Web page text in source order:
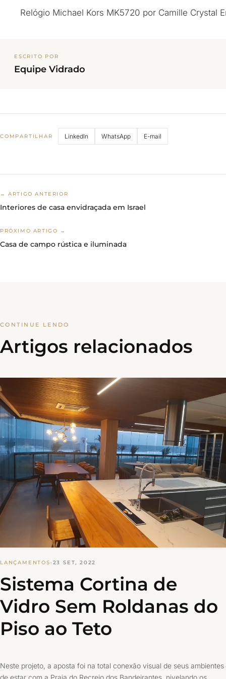
Relógio Michael Kors MK5720 por Camille Crystal
ESCRITO POR
Equipe Vidrado
COMPARTILHAR LinkedIn WhatsApp E-mail
← ARTIGO ANTERIOR
Interiores de casa envidraçada em Israel
PRÓXIMO ARTIGO →
Casa de campo rústica e iluminada
CONTINUE LENDO
Artigos relacionados
LANÇAMENTOS· 23 SET, 2022
Sistema Cortina de
Vidro Sem Roldanas do
Piso ao Teto
Neste projeto, a aposta foi na total conexão visual de seus ambientes
de estar com a Praia do Recreio dos Bandeirantes, nivelando os